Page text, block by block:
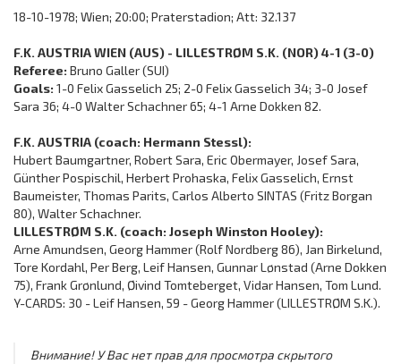
18-10-1978; Wien; 20:00; Praterstadion; Att: 32.137
F.K. AUSTRIA WIEN (AUS) - LILLESTRØM S.K. (NOR) 4-1 (3-0)
Referee: Bruno Galler (SUI)
Goals: 1-0 Felix Gasselich 25; 2-0 Felix Gasselich 34; 3-0 Josef
Sara 36; 4-0 Walter Schachner 65; 4-1 Arne Dokken 82.
F.K. AUSTRIA (coach: Hermann Stessl):
Hubert Baumgartner, Robert Sara, Eric Obermayer, Josef Sara,
Günther Pospischil, Herbert Prohaska, Felix Gasselich, Ernst
Baumeister, Thomas Parits, Carlos Alberto SINTAS (Fritz Borgan
80), Walter Schachner.
LILLESTRØM S.K. (coach: Joseph Winston Hooley):
Arne Amundsen, Georg Hammer (Rolf Nordberg 86), Jan Birkelund,
Tore Kordahl, Per Berg, Leif Hansen, Gunnar Lønstad (Arne Dokken
75), Frank Grønlund, Øivind Tomteberget, Vidar Hansen, Tom Lund.
Y-CARDS: 30 - Leif Hansen, 59 - Georg Hammer (LILLESTRØM S.K.).
Внимание! У Вас нет прав для просмотра скрытого